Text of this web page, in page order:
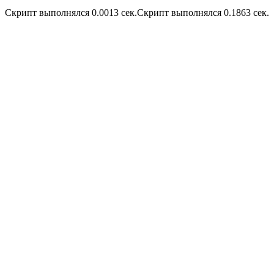
Скрипт выполнялся 0.0013 сек.Скрипт выполнялся 0.1863 сек.